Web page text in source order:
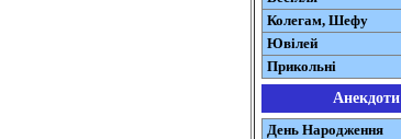
Колегам, Шефу
Ювілей
Прикольні
Анекдоти
День Народження